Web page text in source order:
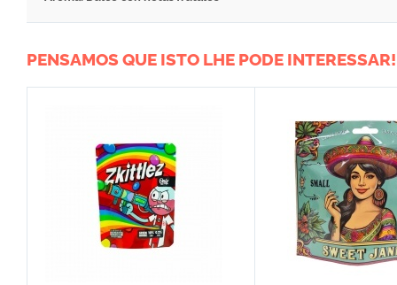
PENSAMOS QUE ISTO LHE PODE INTERESSAR!